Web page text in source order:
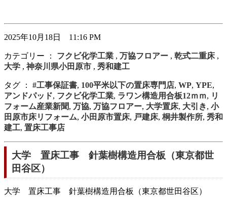
2025年10月18日 11:16 PM
カテゴリー ： フクビ化学工業 , 万協フロアー , 乾式二重床,
大学 , 神奈川県小田原市 , 秀和建工
タグ ： #工事保証書, 100平米以下の置床専門店, WP, YPE,
アンドパッド, フクビ化学工業, ラワン構造用合板12ｍｍ, リ
フォーム産業新聞, 万協, 万協フロアー, 大学置床, 大引き, 小
田原市床リフォーム, 小田原市置床, 戸建床, 桐井製作所, 秀和
建工, 置床工事店
大学 置床工事 針葉樹構造用合板（東京都世
田谷区）
大学 置床工事 針葉樹構造用合板（東京都世田谷区）